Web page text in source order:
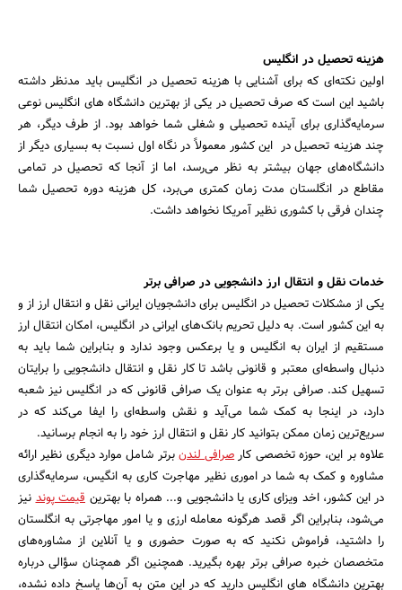
هزینه تحصیل در انگلیس
اولین نکته‌‌ای که برای آشنایی با هزینه تحصیل در انگلیس باید مدنظر داشته
باشید این است که صرف تحصیل در یکی از بهترین دانشگاه های انگلیس نوعی
سرمایه‌گذاری برای آینده تحصیلی و شغلی شما خواهد بود. از طرف دیگر، هر
چند هزینه تحصیل در این کشور معمولاً در نگاه اول نسبت به بسیاری دیگر از
دانشگاه‌های جهان بیشتر به نظر می‌رسد، اما از آنجا که تحصیل در تمامی
مقاطع در انگلستان مدت زمان کمتری می‌برد، کل هزینه دوره تحصیل شما
چندان فرقی با کشوری نظیر آمریکا نخواهد داشت.
خدمات نقل و انتقال ارز دانشجویی در صرافی برتر
یکی از مشکلات تحصیل در انگلیس برای دانشجویان ایرانی نقل و انتقال ارز از و
به این کشور است. به دلیل تحریم بانک‌های ایرانی در انگلیس، امکان انتقال ارز
مستقیم از ایران به انگلیس و یا برعکس وجود ندارد و بنابراین شما باید به
دنبال واسطه‌ای معتبر و قانونی باشد تا کار نقل و انتقال دانشجویی را برایتان
تسهیل کند. صرافی برتر به عنوان یک صرافی قانونی که در انگلیس نیز شعبه
دارد، در اینجا به کمک شما می‌آید و نقش واسطه‌ای را ایفا می‌کند که در
سریع‌ترین زمان ممکن بتوانید کار نقل و انتقال ارز خود را به انجام برسانید.
علاوه بر این، حوزه تخصصی کارصرافی لندنبرتر شامل موارد دیگری نظیر ارائه
مشاوره و کمک به شما در اموری نظیر مهاجرت کاری به انگیس، سرمایه‌گذاری
در این کشور، اخد ویزای کاری یا دانشجویی و... همراه با بهترین قیمت پوندنیز
می‌شود، بنابراین اگر قصد هرگونه معامله ارزی و یا امور مهاجرتی به انگلستان
را داشتید، فر‌اموش نکنید که به صورت حضوری و یا آنلاین از مشاوره‌های
متخصصان خبره صرافی برتر بهره بگیرید. همچنین اگر همچنان سؤالی درباره
بهترین دانشگاه های انگلیس دارید که در این متن به آن‌ها پاسخ داده نشده،